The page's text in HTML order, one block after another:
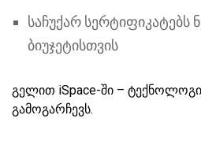
საჩუქარ სერტიფიკატებს
ბიუჯეტისთვის
გელით iSpace-ში –
გამოგარჩევს.